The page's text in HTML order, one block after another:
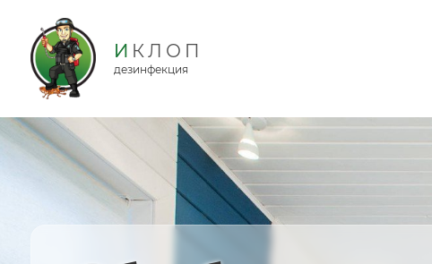
дезинфекция